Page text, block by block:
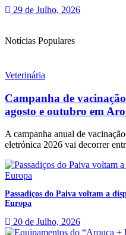
29 de Julho, 2026
Notícias Populares
Veterinária
Campanha de
agosto e outubro em
A campanha anual de
eletrónica 2026 vai decorrer
Passadiços do Paiva voltam a
Europa
20 de Julho, 2026